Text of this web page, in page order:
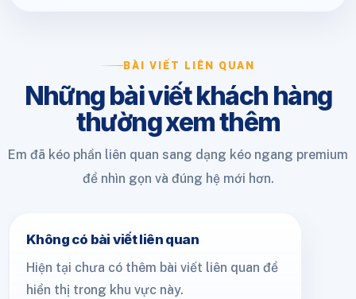
BÀI VIẾT LIÊN QUAN
Những bài viết khách hàng
thường xem thêm
Em đã kéo phần liên quan sang dạng kéo ngang premium
để nhìn gọn và đúng hệ mới hơn.
Không có bài viết liên quan
Hiện tại chưa có thêm bài viết liên quan để
hiển thị trong khu vực này.